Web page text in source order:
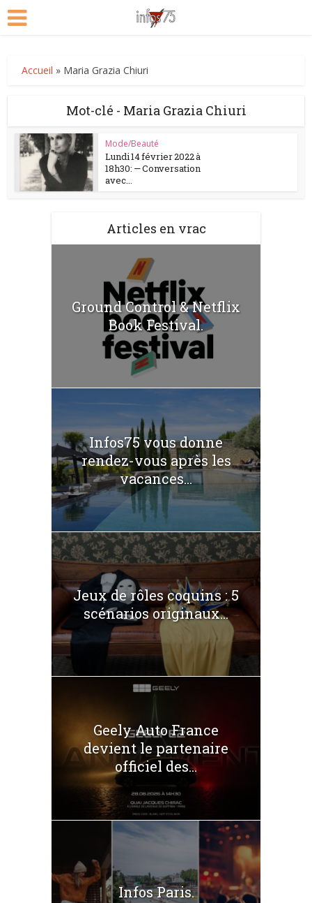
Accueil » Maria Grazia Chiuri
Mot-clé - Maria Grazia Chiuri
Mode/Beauté
Lundi 14 février 2022 à
18h30: — Conversation
avec...
Articles en vrac
Ground Control & Netflix
Book Festival.
Infos75 vous donne
rendez-vous après les
vacances...
Jeux de rôles coquins : 5
scénarios originaux...
Geely Auto France
devient le partenaire
officiel des...
Infos Paris.